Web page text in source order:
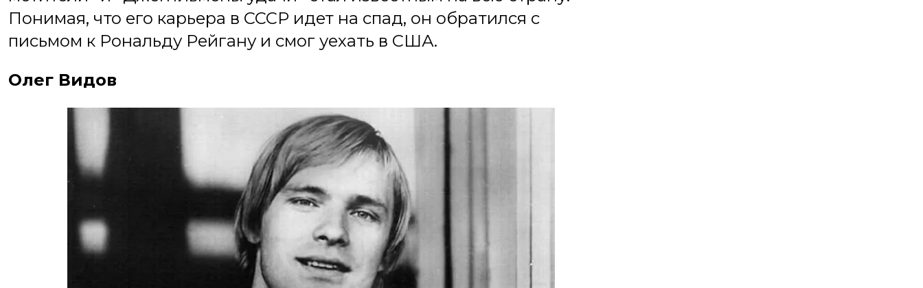
Понимая, что его карьера в СССР идет на спад, он обратился с
письмом к Рональду Рейгану и смог уехать в США.
Олег Видов